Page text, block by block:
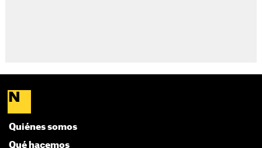
Quiénes somos
Qué hacemos